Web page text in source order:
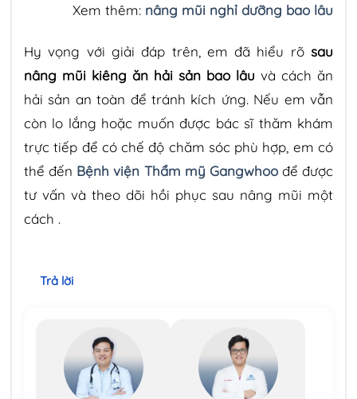
Xem thêm: nâng mũi nghỉ dưỡng bao lâu
Hy vọng với giải đáp trên, em đã hiểu rõ sau
nâng mũi kiêng ăn hải sản bao lâu và cách ăn
hải sản an toàn để tránh kích ứng. Nếu em vẫn
còn lo lắng hoặc muốn được bác sĩ thăm khám
trực tiếp để có chế độ chăm sóc phù hợp, em có
thể đến Bệnh viện Thẩm mỹ Gangwhoođể được
tư vấn và theo dõi hồi phục sau nâng mũi một
cách .
Trả lời